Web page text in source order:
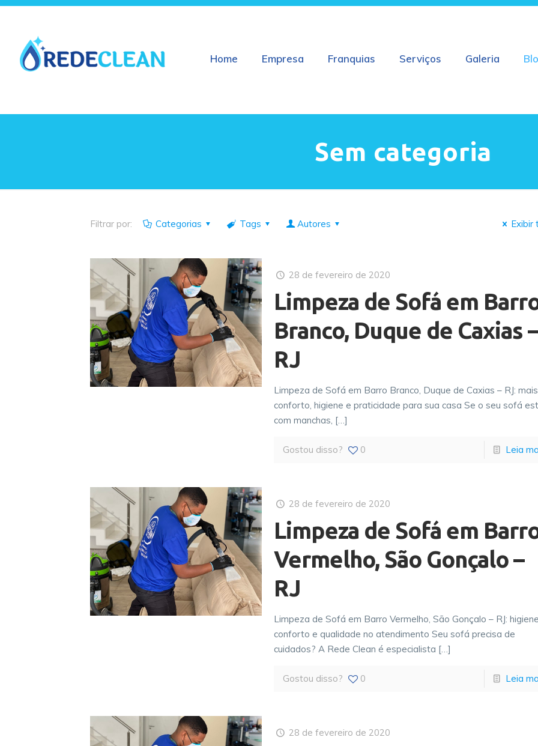
Home Empresa Franquias Serviços Galeria
Sem categoria
Filtrar por: Categorias Tags Autores Exibir
28 de fevereiro de 2020
Limpeza de Sofá em
Branco, Duque de Caxias
RJ
Limpeza de Sofá em Barro Branco, Duque de Caxias – RJ: mais
conforto, higiene e praticidade para sua casa Se o seu sofá
com manchas, […]
Gostou disso? 0 Leia
28 de fevereiro de 2020
Limpeza de Sofá em
Vermelho, São Gonçalo –
RJ
Limpeza de Sofá em Barro Vermelho, São Gonçalo – RJ:
conforto e qualidade no atendimento Seu sofá precisa de
cuidados? A Rede Clean é especialista […]
Gostou disso? 0 Leia
28 de fevereiro de 2020